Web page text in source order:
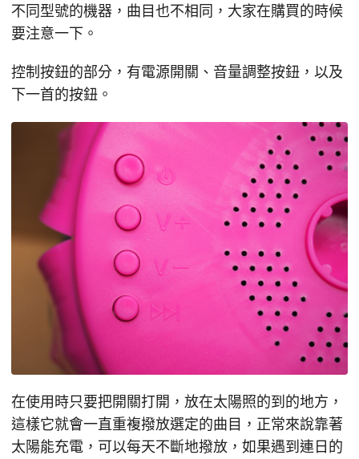
不同型號的機器，曲目也不相同，大家在購買的時候
要注意一下。
控制按鈕的部分，有電源開關、音量調整按鈕，以及
下一首的按鈕。
在使用時只要把開關打開，放在太陽照的到的地方，
這樣它就會一直重複撥放選定的曲目，正常來說靠著
太陽能充電，可以每天不斷地撥放，如果遇到連日的